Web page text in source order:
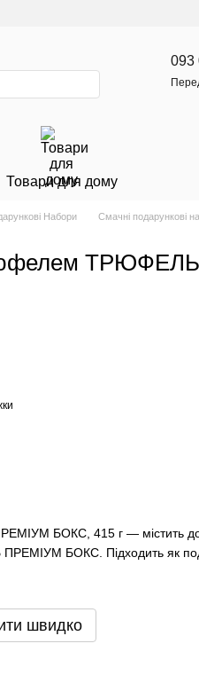
093
Товари для дому
Набори Смачні подарункові
БОКС, 415 г — містить
БОКС. Підходить як
швидко